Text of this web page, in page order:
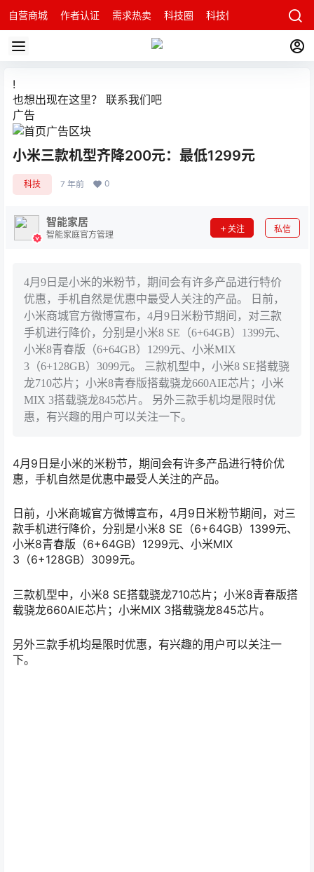
自营商城 作者认证 需求热卖 科技圈 科技快讯 智能科技问
!
也想出现在这里？ 联系我们吧
广告
小米三款机型齐降200元：最低1299元
科技 7 年前 0
智能家居
智能家庭官方管理
关注 私信
4月9日是小米的米粉节，期间会有许多产品进行特价
优惠，手机自然是优惠中最受人关注的产品。 日前，
小米商城官方微博宣布，4月9日米粉节期间，对三款
手机进行降价，分别是小米8 SE（6+64GB）1399元、
小米8青春版（6+64GB）1299元、小米MIX
3（6+128GB）3099元。 三款机型中，小米8 SE搭载骁
龙710芯片；小米8青春版搭载骁龙660AIE芯片；小米
MIX 3搭载骁龙845芯片。 另外三款手机均是限时优
惠，有兴趣的用户可以关注一下。
4月9日是小米的米粉节，期间会有许多产品进行特价优
惠，手机自然是优惠中最受人关注的产品。
日前，小米商城官方微博宣布，4月9日米粉节期间，对三
款手机进行降价，分别是小米8 SE（6+64GB）1399元、
小米8青春版（6+64GB）1299元、小米MIX
3（6+128GB）3099元。
三款机型中，小米8 SE搭载骁龙710芯片；小米8青春版搭
载骁龙660AIE芯片；小米MIX 3搭载骁龙845芯片。
另外三款手机均是限时优惠，有兴趣的用户可以关注一
下。